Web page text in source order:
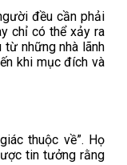
đều cần phải
chỉ có thể xảy ra
những nhà lãnh
khi mục đích và
thuộc về”. Họ
tin tưởng rằng